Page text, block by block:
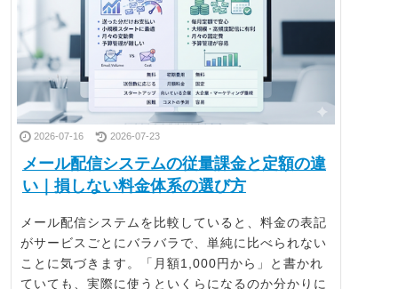
2026-07-16 2026-07-23
メール配信システムの従量課金と定額の違
い｜損しない料金体系の選び方
メール配信システムを比較していると、料金の表記
がサービスごとにバラバラで、単純に比べられない
ことに気づきます。「月額1,000円から」と書かれ
ていても、実際に使うといくらになるのか分かりに